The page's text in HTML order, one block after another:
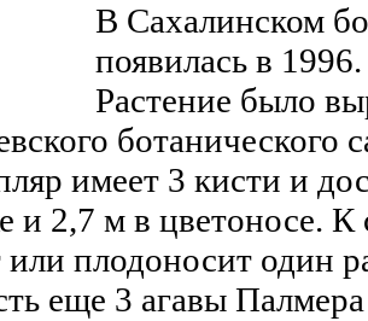
В Сахалинском
появилась в
Растение было
ботанического
имеет 3 кисти и
и 2,7 м в цветоносе.
или плодоносит один
еще 3 агавы Палмера